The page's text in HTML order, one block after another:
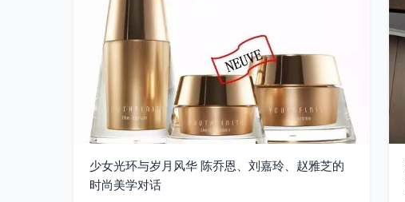
少女光环与岁月风华 陈乔恩、刘嘉玲、赵雅芝的
时尚美学对话